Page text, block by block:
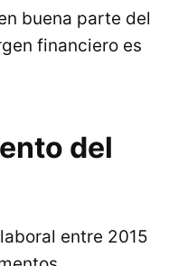
buena parte del
financiero es
del
entre 2015